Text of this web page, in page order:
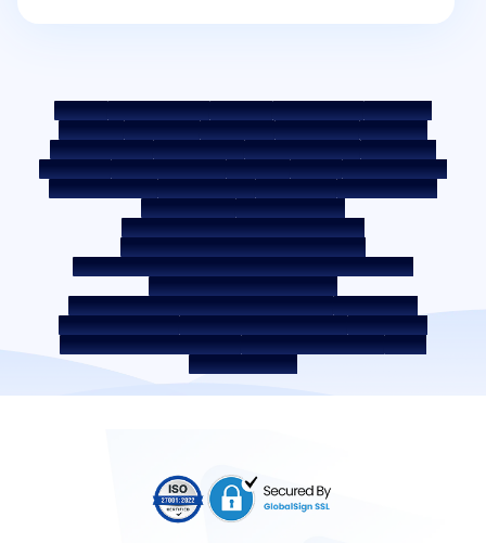
साइटमैप फेयर प्रैक्टिस कोड बेंचमार्क दरें KYC दिशानिर्देश
डाउनलोड्स
सेल नोटिस
नीलामी पोर्टल कुकी पॉलिसी गोपनीयता नीति
नियम व शर्तें
व्हिसिलब्लोअर नीति
शिकायत दर्ज करें शिकायत निवारण नीति
पर्यावरण नीति
गुणवत्ता नीति
सोशल मीडिया पॉलिसी अस्वीकरण ब्याज दर
ब्याज़ दर की पॉलिसी
फीस और अन्य शुल्क
आवश्यक डॉक्यूमेंट प्री-पेमेंट शुल्क
ROI स्विच पॉलिसी
को-लेंडिंग पॉलिसी
को-लेंडिंग पार्टनरशिप
उधारकर्ता की शिक्षा - SMA/NPA क्लासिफ़िकेशन
उधारकर्ता की जागरूकता - RBI ओम्बड्समैन स्कीम
उधारकर्ता जागरूकता - प्रॉपर्टी डॉक्यूमेंट को हैंडओवर करने की प्रक्रिया
कॉर्पोरेट गवर्नेंस के आंतरिक दिशानिर्देश
सरफेसी अधिनियम 2002 के तहत प्राप्त सिक्योर्ड एसेट
बंद सेवा प्रदाता
डिजिटल सोर्सिंग पार्टनर
लिक्विडिटी जोखिम पर डिस्‍क्‍लोज़र
डिजिटल सेवाएं
सीकेवाईसी संबंधी जागरूकता वीडियो
सीकेवाईसी जागरूकता फोटो
CSR
भारत में होम लोकेशन